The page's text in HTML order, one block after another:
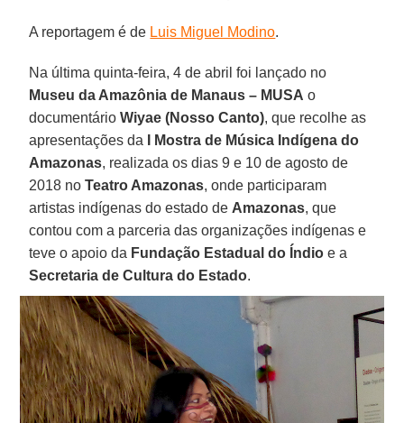
A reportagem é de Luis Miguel Modino.
Na última quinta-feira, 4 de abril foi lançado no
Museu da Amazônia de Manaus – MUSA o
documentárioWiyae (Nosso Canto), que recolhe as
apresentações da
I Mostra de Música Indígena do
Amazonas, realizada os dias 9 e 10 de agosto de
2018 noTeatro Amazonas, onde participaram
artistas indígenas do estado de Amazonas, que
contou com a parceria das organizações indígenas e
teve o apoio da Fundação Estadual do Índio e a
Secretaria de Cultura do Estado.